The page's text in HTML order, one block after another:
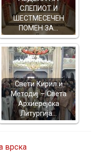
СЛЕПИОТ И
ШЕСТМЕСЕЧЕН
ПОМЕН ЗА…
Свети Кирил и
Методиј – Света
Архиерејска
Литургија…
врска